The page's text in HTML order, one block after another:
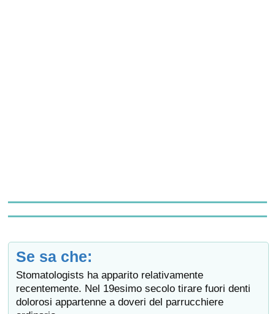
Se sa che:
Stomatologists ha apparito relativamente
recentemente. Nel 19esimo secolo tirare fuori denti
dolorosi appartenne a doveri del parrucchiere